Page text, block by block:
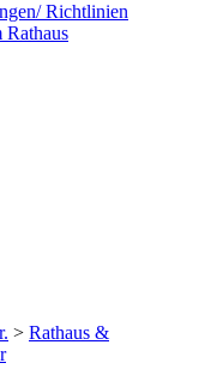
Richtlinien
Rathaus
> Rathaus &